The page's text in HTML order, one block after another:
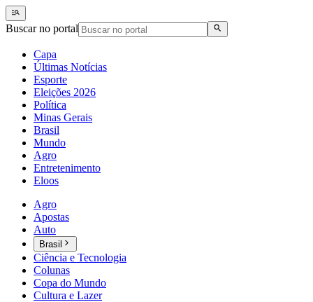
Buscar no portal
Capa
Últimas Notícias
Esporte
Eleições 2026
Política
Minas Gerais
Brasil
Mundo
Agro
Entretenimento
Eloos
Agro
Apostas
Auto
Brasil
Ciência e Tecnologia
Colunas
Copa do Mundo
Cultura e Lazer